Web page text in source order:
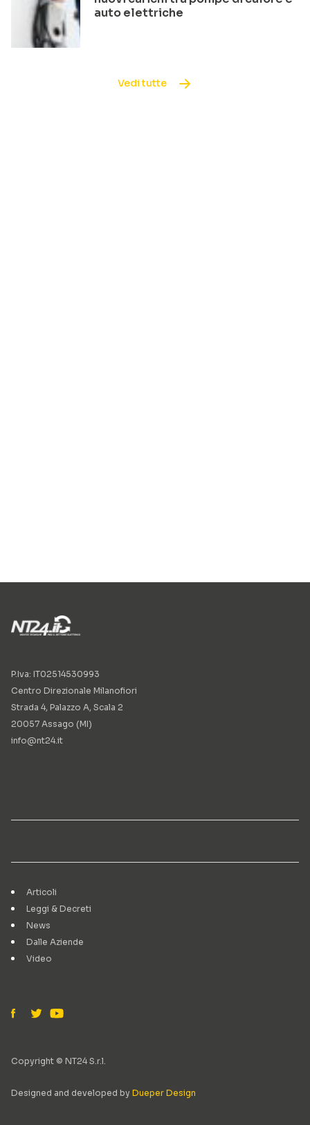
auto elettriche
Vedi tutte
P.Iva: IT02514530993
Centro Direzionale Milanofiori
Strada 4, Palazzo A, Scala 2
20057 Assago (MI)
info@nt24.it
Articoli
Leggi & Decreti
News
Dalle Aziende
Video
Copyright © NT24 S.r.l.
Designed and developed by Dueper Design